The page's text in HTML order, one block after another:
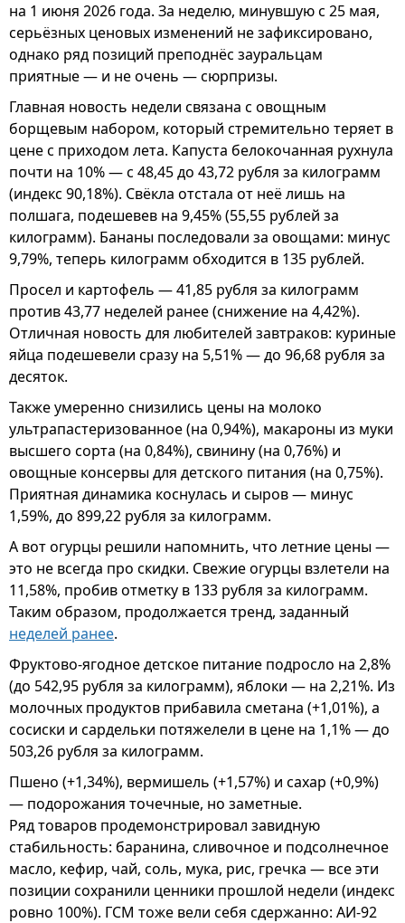
на 1 июня 2026 года. За неделю, минувшую с 25 мая,
серьёзных ценовых изменений не зафиксировано,
однако ряд позиций преподнёс зауральцам
приятные — и не очень — сюрпризы.
Главная новость недели связана с овощным
борщевым набором, который стремительно теряет в
цене с приходом лета. Капуста белокочанная рухнула
почти на 10% — с 48,45 до 43,72 рубля за килограмм
(индекс 90,18%). Свёкла отстала от неё лишь на
полшага, подешевев на 9,45% (55,55 рублей за
килограмм). Бананы последовали за овощами: минус
9,79%, теперь килограмм обходится в 135 рублей.
Просел и картофель — 41,85 рубля за килограмм
против 43,77 неделей ранее (снижение на 4,42%).
Отличная новость для любителей завтраков: куриные
яйца подешевели сразу на 5,51% — до 96,68 рубля за
десяток.
Также умеренно снизились цены на молоко
ультрапастеризованное (на 0,94%), макароны из муки
высшего сорта (на 0,84%), свинину (на 0,76%) и
овощные консервы для детского питания (на 0,75%).
Приятная динамика коснулась и сыров — минус
1,59%, до 899,22 рубля за килограмм.
А вот огурцы решили напомнить, что летние цены —
это не всегда про скидки. Свежие огурцы взлетели на
11,58%, пробив отметку в 133 рубля за килограмм.
Таким образом, продолжается тренд, заданный
неделей ранее.
Фруктово-ягодное детское питание подросло на 2,8%
(до 542,95 рубля за килограмм), яблоки — на 2,21%. Из
молочных продуктов прибавила сметана (+1,01%), а
сосиски и сардельки потяжелели в цене на 1,1% — до
503,26 рубля за килограмм.
Пшено (+1,34%), вермишель (+1,57%) и сахар (+0,9%)
— подорожания точечные, но заметные.
Ряд товаров продемонстрировал завидную
стабильность: баранина, сливочное и подсолнечное
масло, кефир, чай, соль, мука, рис, гречка — все эти
позиции сохранили ценники прошлой недели (индекс
ровно 100%). ГСМ тоже вели себя сдержанно: АИ-92